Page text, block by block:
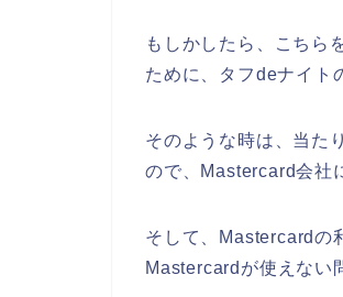
もしかしたら、こちら
ために、タフdeナイト
そのような時は、当た
ので、Mastercard会社
そして、Mastercardの
Mastercardが使えない